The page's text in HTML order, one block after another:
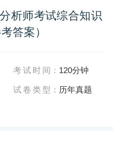
析师考试综合知识
答案）
考试时间 ： 120分钟
试卷类型 ： 历年真题